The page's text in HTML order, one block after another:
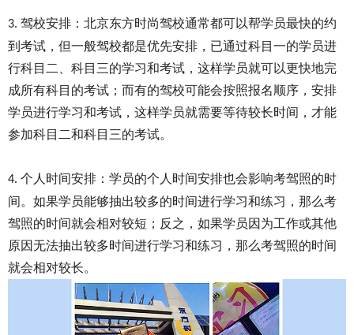
3. 驾校安排：北京东方时尚驾校通常都可以帮学员最快的约
到考试，但一般驾校都是优先安排，已通过科目一的学员进
行科目二、科目三的学习和考试，这样学员就可以更快地完
成所有科目的考试；而有的驾校可能会按照报名顺序，安排
学员进行学习和考试，这样学员就需要等待较长时间，才能
参加科目二和科目三的考试。
4. 个人时间安排：学员的个人时间安排也会影响考驾照的时
间。如果学员能够抽出较多的时间进行学习和练习，那么考
驾照的时间就会相对较短；反之，如果学员因为工作或其他
原因无法抽出较多时间进行学习和练习，那么考驾照的时间
就会相对较长。